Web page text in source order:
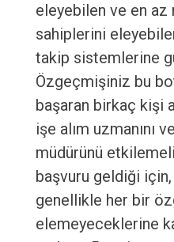
eleyebilen ve en
sahiplerini
takip sistemlerine
Özgeçmişiniz bu
başaran birkaç kişi
işe alım uzmanını
müdürünü
başvuru geldiği için,
genellikle her bir
elemeyeceklerine